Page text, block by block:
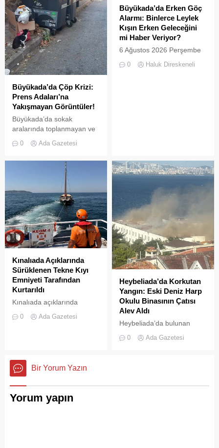
Büyükada’nın ormanlık
alanlarında doğal yaşama
bırakıldı. Projenin temel
amacı, hem sülün
popülasyonunu...
Yeşille mavinin kucaklaştığı,
İstanbulluların nefes almak
için akın ettiği Heybeliada
Çamlimanı, bugünlerde
eşsiz manzarasıyla değil,
çevre felaketini andıran
kirliliğiyle gündemde. Bir
Büyükada’da Çöp Krizi:
Prens Adaları’na
Yakışmayan Görüntüler!
Büyükada’da sokak
aralarında toplanmayan ve
tepkisine neden
aylarında hem yerli hem de
yabancı turistlerin akınına
uğrayan Büyükada’da,
çevre temizliği konusunda
yaşanan aksaklıklar adeta
pes dedirtti. Adanın tarihi ve
doğal güzellikleriyle süslü
sokaklarından yansıyan son
görüntüler, çevre sağlığı
açısından tehlike çanlarının
çaldığını gösteriyor. Çöpler
Konteynerlere Sığmıyor,...
0 Ada Gazetesi
Büyükada’da Erken Göç
Alarmı: Binlerce Leylek
Kışın Erken Geleceğini
mi Haber Veriyor?
6 Ağustos 2026 Perşembe
günü öğle saatlerinde, saat
14:00 sularında Büyükada
0 Haluk Direskeneli
Kınalıada Açıklarında
Sürüklenen Tekne Kıyı
Emniyeti Tarafından
Kurtarıldı
Kınalıada açıklarında
denizde mahsur kalan bir
müdahalesiyle kurtarıldı.
0 Ada Gazetesi
Heybeliada’da Korkutan
Yangın: Eski Deniz Harp
Okulu Binasının Çatısı
Alev Aldı
Heybeliada’da bulunan
çatısında, tamirat
0 Ada Gazetesi
Bir Yorum Yazın
Yorum yapın